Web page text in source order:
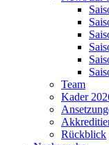
Team
Kader
Rückblick